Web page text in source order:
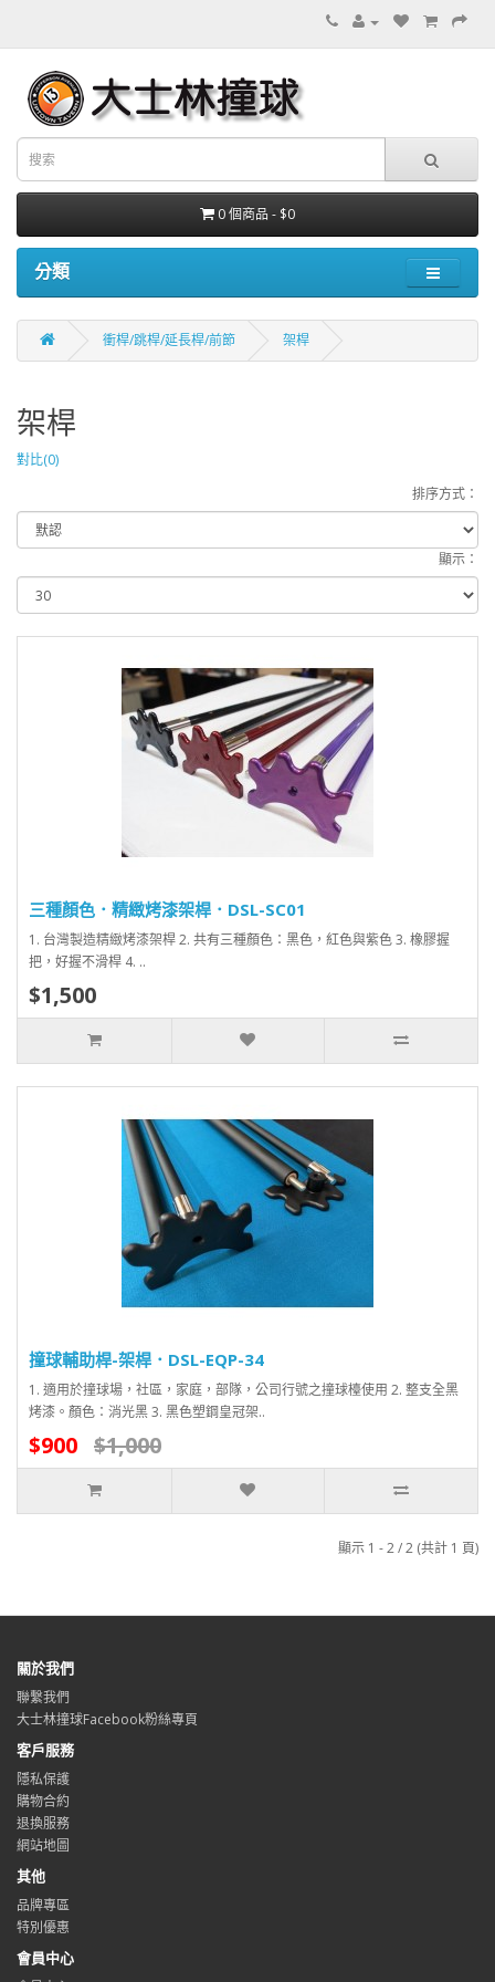
0 個商品 - $0
分類
衝桿/跳桿/延長桿/前節 架桿
架桿
對比(0)
排序方式：
顯示：
三種顏色．精緻烤漆架桿．DSL-SC01
1. 台灣製造精緻烤漆架桿 2. 共有三種顏色：黑色，紅色與紫色 3. 橡膠握
把，好握不滑桿 4. ..
$1,500
撞球輔助桿-架桿．DSL-EQP-34
1. 適用於撞球場，社區，家庭，部隊，公司行號之撞球檯使用 2. 整支全黑
烤漆。顏色：消光黑 3. 黑色塑鋼皇冠架..
$900 $1,000
顯示 1 - 2 / 2 (共計 1 頁)
關於我們
聯繫我們
大士林撞球Facebook粉絲專頁
客戶服務
隱私保護
購物合約
退換服務
網站地圖
其他
品牌專區
特別優惠
會員中心